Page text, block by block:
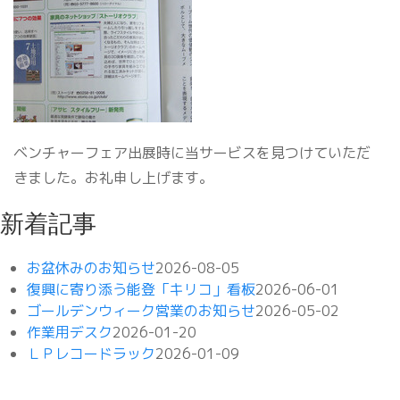
ベンチャーフェア出展時に当サービスを見つけていただ
きました。お礼申し上げます。
新着記事
お盆休みのお知らせ2026-08-05
復興に寄り添う能登「キリコ」看板2026-06-01
ゴールデンウィーク営業のお知らせ2026-05-02
作業用デスク2026-01-20
ＬＰレコードラック2026-01-09